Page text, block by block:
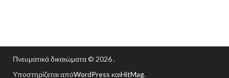
Πνευματικά δικαιώματα © 2026.
Υποστηρίζεται απόWordPress καιHitMag.